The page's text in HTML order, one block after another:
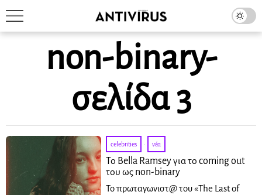
non-binary-
σελίδα 3
celebrities · νέα
Το Bella Ramsey για το coming out
του ως non-binary
Το πρωταγωνιστ@ του «The Last of